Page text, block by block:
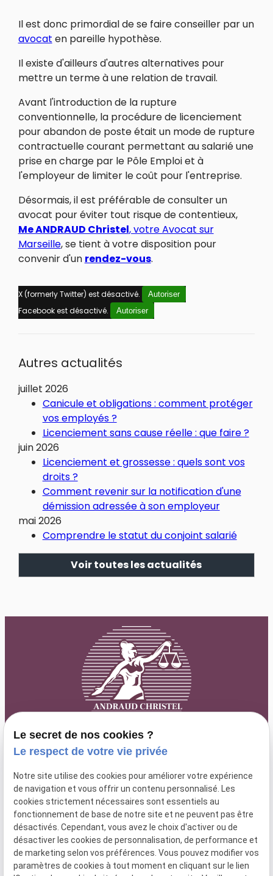
Il est donc primordial de se faire conseiller par un
avocat en pareille hypothèse.
Il existe d'ailleurs d'autres alternatives pour
mettre un terme à une relation de travail.
Avant l'introduction de la rupture
conventionnelle, la procédure de licenciement
pour abandon de poste était un mode de rupture
contractuelle courant permettant au salarié une
prise en charge par le Pôle Emploi et à
l'employeur de limiter le coût pour l'entreprise.
Désormais, il est préférable de consulter un
avocat pour éviter tout risque de contentieux,
Me ANDRAUD Christel, votre Avocat sur
Marseille, se tient à votre disposition pour
convenir d'un rendez-vous.
X (formerly Twitter) est désactivé. Autoriser
Facebook est désactivé. Autoriser
Autres actualités
juillet 2026
Canicule et obligations : comment protéger
vos employés ?
Licenciement sans cause réelle : que faire ?
juin 2026
Licenciement et grossesse : quels sont vos
droits ?
Comment revenir sur la notification d'une
démission adressée à son employeur
mai 2026
Comprendre le statut du conjoint salarié
Voir toutes les actualités
04 84 89 15 87
63 rue Paradis
13006 MARSEILLE
lundi au
vendredi : 9h
- 18h30
SIRET :52025096000066
Le secret de nos cookies ?
Le respect de votre vie privée
Notre site utilise des cookies pour améliorer votre expérience
de navigation et vous offrir un contenu personnalisé. Les
cookies strictement nécessaires sont essentiels au
fonctionnement de base de notre site et ne peuvent pas être
désactivés. Cependant, vous avez le choix d'activer ou de
désactiver les cookies de personnalisation, de performance et
de marketing selon vos préférences. Vous pouvez modifier vos
paramètres de cookies à tout moment en cliquant sur le lien